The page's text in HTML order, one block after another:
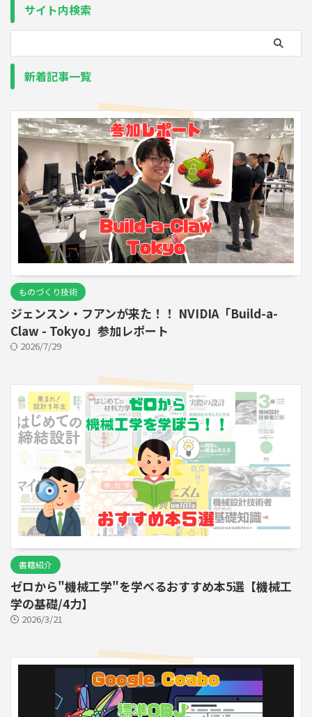
サイト内検索
新着記事一覧
ものづくり技術
ジェンスン・フアンが来た！！ NVIDIA「Build-a-
Claw - Tokyo」参加レポート
2026/7/29
書籍紹介
ゼロから"機械工学"を学べるおすすめ本5選【機械工
学の基礎/4力】
2026/3/21